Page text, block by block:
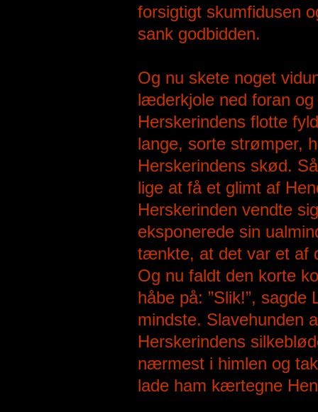
forsigtigt skumfidusen
sank godbidden.
Og nu skete noget
læderkjole ned foran
Herskerindens flotte
lange, sorte strømper,
Herskerindens skød.
lige at få et glimt af
Herskerinden vendte
eksponerede sin
tænkte, at det var et af
Og nu faldt den korte
håbe på: ”Slik!”,
mindste. Slavehunden
Herskerindens
nærmest i himlen og
lade ham kærtegne